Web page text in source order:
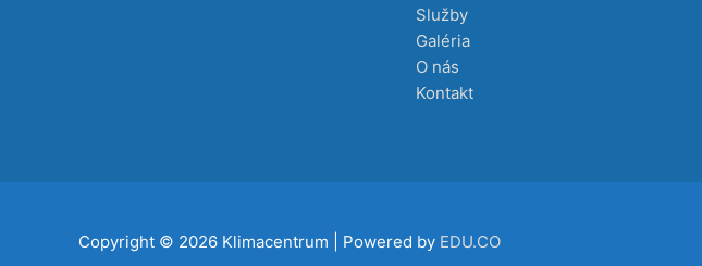
Služby
Galéria
O nás
Kontakt
Copyright © 2026 Klimacentrum | Powered by EDU.CO